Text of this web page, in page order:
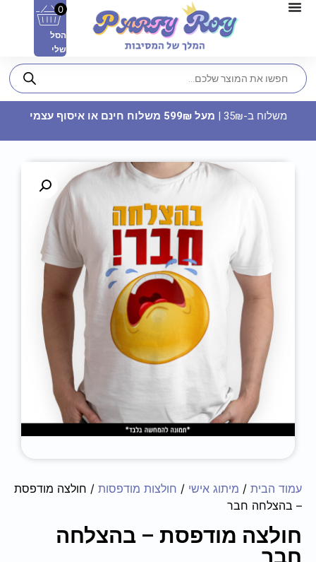
צלחות נייר מתכלה גדולות - סוניק
פריים
14.90₪
+
ADD
0
הסל
שלי
משלוח ב-35₪ | מעל 599₪ משלוח חינם או איסוף עצמי
עמוד הבית / מיתוג אישי / חולצות מודפסות / חולצה מודפסת
– ‏‏בהצלחה חבר
חולצה מודפסת – ‏‏בהצלחה
חבר